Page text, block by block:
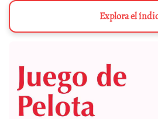
Explora el